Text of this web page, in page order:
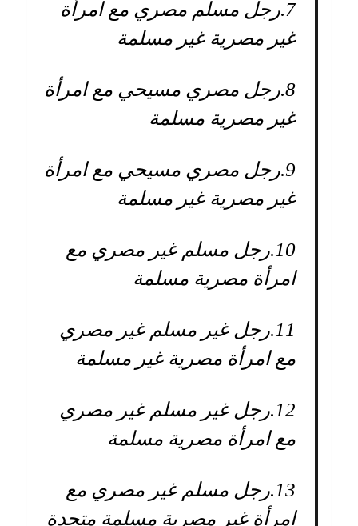
7. رجل مسلم مصري مع امرأة
غير مصرية غير مسلمة
8. رجل مصري مسيحي مع امرأة
غير مصرية مسلمة
9. رجل مصري مسيحي مع امرأة
غير مصرية غير مسلمة
10. رجل مسلم غير مصري مع
امرأة مصرية مسلمة
11. رجل غير مسلم غير مصري
مع امرأة مصرية غير مسلمة
12. رجل غير مسلم غير مصري
مع امرأة مصرية مسلمة
13. رجل مسلم غير مصري مع
امرأة غير مصرية مسلمة متحدة